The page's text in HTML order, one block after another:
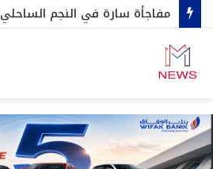
مفاجأة سارة في النجم الساحلي